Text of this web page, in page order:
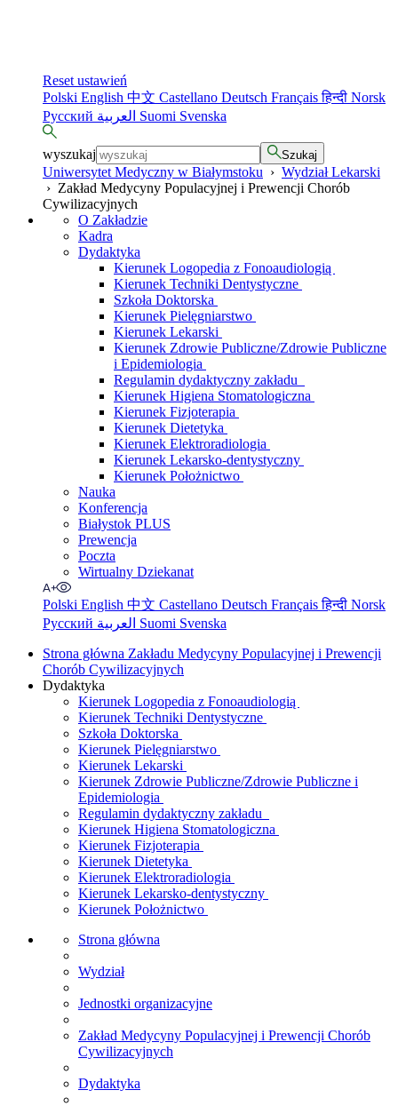
Reset ustawień
Polski English 中文 Castellano Deutsch Françaisहिन्दी Norsk
Русский
Suomi Svenska
wyszukaj Szukaj
Uniwersytet Medyczny w Białymstoku › Wydział Lekarski
› Zakład Medycyny Populacyjnej i Prewencji Chorób
Cywilizacyjnych
O Zakładzie
Kadra
Dydaktyka
Kierunek Logopedia z Fonoaudiologią
Kierunek Techniki Dentystyczne
Szkoła Doktorska
Kierunek Pielęgniarstwo
Kierunek Lekarski
Kierunek Zdrowie Publiczne/Zdrowie Publiczne
i Epidemiologia
Regulamin dydaktyczny zakładu
Kierunek Higiena Stomatologiczna
Kierunek Fizjoterapia
Kierunek Dietetyka
Kierunek Elektroradiologia
Kierunek Lekarsko-dentystyczny
Kierunek Położnictwo
Nauka
Konferencja
Białystok PLUS
Prewencja
Poczta
Wirtualny Dziekanat
Polski English 中文 Castellano Deutsch Françaisहिन्दी Norsk
Русский
Suomi Svenska
Strona główna Zakładu Medycyny Populacyjnej i Prewencji
Chorób Cywilizacyjnych
Dydaktyka
Kierunek Logopedia z Fonoaudiologią
Kierunek Techniki Dentystyczne
Szkoła Doktorska
Kierunek Pielęgniarstwo
Kierunek Lekarski
Kierunek Zdrowie Publiczne/Zdrowie Publiczne i
Epidemiologia
Regulamin dydaktyczny zakładu
Kierunek Higiena Stomatologiczna
Kierunek Fizjoterapia
Kierunek Dietetyka
Kierunek Elektroradiologia
Kierunek Lekarsko-dentystyczny
Kierunek Położnictwo
Strona główna
Wydział
Jednostki organizacyjne
Zakład Medycyny Populacyjnej i Prewencji Chorób
Cywilizacyjnych
Dydaktyka